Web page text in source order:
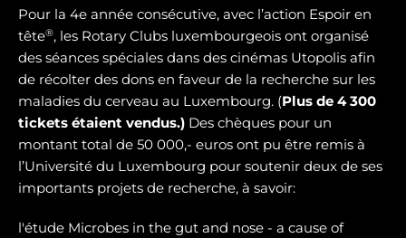
Pour la 4e année consécutive, avec l’action Espoir en
tête®, les Rotary Clubs luxembourgeois ont organisé
des séances spéciales dans des cinémas Utopolis afin
de récolter des dons en faveur de la recherche sur les
maladies du cerveau au Luxembourg. (Plus de 4 300
tickets étaient vendus.) Des chèques pour un
montant total de 50 000,- euros ont pu être remis à
l’Université du Luxembourg pour soutenir deux de ses
importants projets de recherche, à savoir:
l'étude Microbes in the gut and nose - a cause of